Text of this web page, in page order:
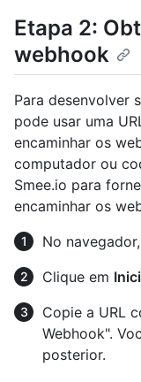
Etapa 2:
webhook
Para desenvolver
pode usar uma
encaminhar os
computador ou
Smee.io para
encaminhar os
No
Clique em
Copie a URL
Webhook".
posterior.